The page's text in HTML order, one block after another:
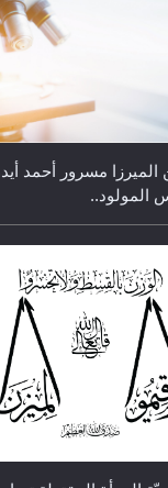
عليه السلام.. 4...
والسلام في سبيل
المرأة المقتولة
(الرموش